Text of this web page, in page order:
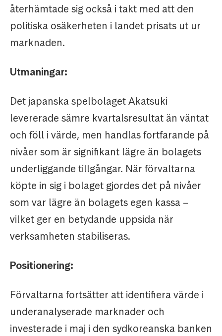
återhämtade sig också i takt med att den
politiska osäkerheten i landet prisats ut ur
marknaden.
Utmaningar:
Det japanska spelbolaget Akatsuki
levererade sämre kvartalsresultat än väntat
och föll i värde, men handlas fortfarande på
nivåer som är signifikant lägre än bolagets
underliggande tillgångar. När förvaltarna
köpte in sig i bolaget gjordes det på nivåer
som var lägre än bolagets egen kassa –
vilket ger en betydande uppsida när
verksamheten stabiliseras.
Positionering:
Förvaltarna fortsätter att identifiera värde i
underanalyserade marknader och
investerade i maj i den sydkoreanska banken